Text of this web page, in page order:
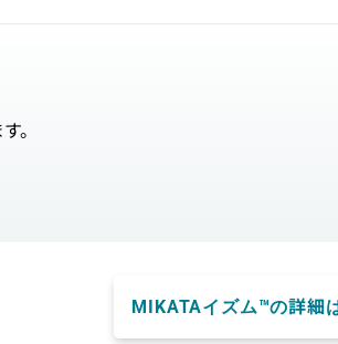
。
MIKATAイズム™の詳細